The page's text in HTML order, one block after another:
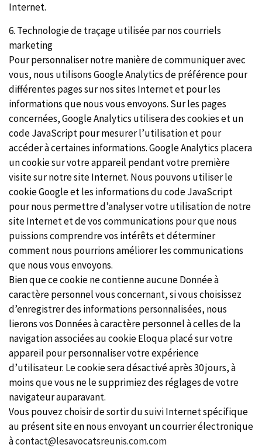
Internet.
6. Technologie de traçage utilisée par nos courriels
marketing
Pour personnaliser notre manière de communiquer avec
vous, nous utilisons Google Analytics de préférence pour
différentes pages sur nos sites Internet et pour les
informations que nous vous envoyons. Sur les pages
concernées, Google Analytics utilisera des cookies et un
code JavaScript pour mesurer l’utilisation et pour
accéder à certaines informations. Google Analytics placera
un cookie sur votre appareil pendant votre première
visite sur notre site Internet. Nous pouvons utiliser le
cookie Google et les informations du code JavaScript
pour nous permettre d’analyser votre utilisation de notre
site Internet et de vos communications pour que nous
puissions comprendre vos intérêts et déterminer
comment nous pourrions améliorer les communications
que nous vous envoyons.
Bien que ce cookie ne contienne aucune Donnée à
caractère personnel vous concernant, si vous choisissez
d’enregistrer des informations personnalisées, nous
lierons vos Données à caractère personnel à celles de la
navigation associées au cookie Eloqua placé sur votre
appareil pour personnaliser votre expérience
d’utilisateur. Le cookie sera désactivé après 30 jours, à
moins que vous ne le supprimiez des réglages de votre
navigateur auparavant.
Vous pouvez choisir de sortir du suivi Internet spécifique
au présent site en nous envoyant un courrier électronique
àcontact@lesavocatsreunis.com.com